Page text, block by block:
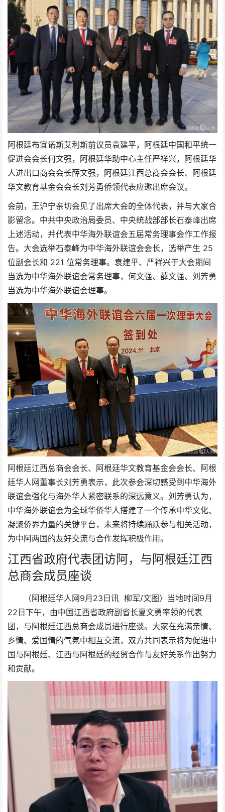
阿根廷布宜诺斯艾利斯前议员袁建平，阿根廷中国和平统一
促进会会长何文强，阿根廷华助中心主任严祥兴，阿根廷华
人进出口商会会长薛文强，阿根廷江西总商会会长、阿根廷
华文教育基金会会长刘芳勇侨领代表应邀出席会议。
会前，王沪宁亲切会见了出席大会的全体代表，并与大家合
影留念。中共中央政治局委员、中央统战部部长石泰峰出席
上述活动，并代表中华海外联谊会五届常务理事会作工作报
告。大会选举石泰峰为中华海外联谊会会长，选举产生 25
位副会长和 221 位常务理事。袁建平、严祥兴于大会期间
当选为中华海外联谊会常务理事，何文强、薛文强、刘芳勇
当选为中华海外联谊会理事。
阿根廷江西总商会会长、阿根廷华文教育基金会会长、阿根
廷华人网董事长刘芳勇表示，此次参会深切感受到中华海外
联谊会强化与海外华人紧密联系的深远意义。刘芳勇认为，
中华海外联谊会为全球华侨华人搭建了一个传承中华文化、
凝聚侨界力量的关键平台，未来将持续踊跃参与相关活动，
为中阿两国的友好交流与合作发挥积极作用。
江西省政府代表团访阿，与阿根廷江西
总商会成员座谈
（阿根廷华人网9月23日讯 柳军/文图）当地时间9月
22日下午，由中国江西省政府副省长夏文勇率领的代表
团，与阿根廷江西总商会成员进行座谈。大家在充满亲情、
乡情、爱国情的气氛中相互交流，双方共同表示将为促进中
国与阿根廷、江西与阿根廷的经贸合作与友好关系作出努力
和贡献。